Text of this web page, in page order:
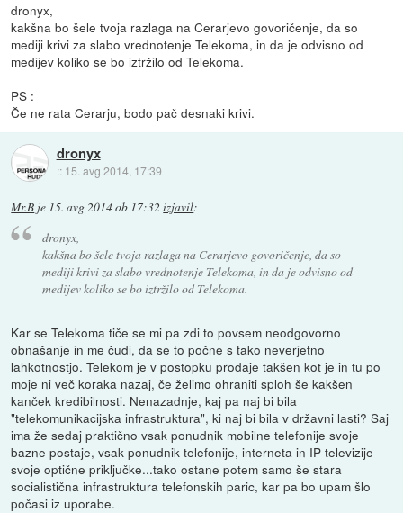
dronyx,
kakšna bo šele tvoja razlaga na Cerarjevo govoričenje, da so
mediji krivi za slabo vrednotenje Telekoma, in da je odvisno od
medijev koliko se bo iztržilo od Telekoma.
PS :
Če ne rata Cerarju, bodo pač desnaki krivi.
dronyx
:: 15. avg 2014, 17:39
Mr.B je 15. avg 2014 ob 17:32 izjavil:
dronyx,
kakšna bo šele tvoja razlaga na Cerarjevo govoričenje, da so
mediji krivi za slabo vrednotenje Telekoma, in da je odvisno od
medijev koliko se bo iztržilo od Telekoma.
Kar se Telekoma tiče se mi pa zdi to povsem neodgovorno
obnašanje in me čudi, da se to počne s tako neverjetno
lahkotnostjo. Telekom je v postopku prodaje takšen kot je in tu po
moje ni več koraka nazaj, če želimo ohraniti sploh še kakšen
kanček kredibilnosti. Nenazadnje, kaj pa naj bi bila
"telekomunikacijska infrastruktura", ki naj bi bila v državni lasti? Saj
ima že sedaj praktično vsak ponudnik mobilne telefonije svoje
bazne postaje, vsak ponudnik telefonije, interneta in IP televizije
svoje optične priključke...tako ostane potem samo še stara
socialistična infrastruktura telefonskih paric, kar pa bo upam šlo
počasi iz uporabe.